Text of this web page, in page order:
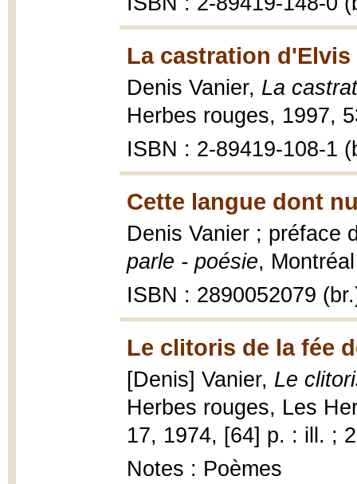
La castration d'Elvis
Denis Vanier, La
Herbes rouges, 1997,
ISBN : 2-89419-108-1
Cette langue dont
Denis Vanier ; préface
parle - poésie,
ISBN : 2890052079
Le clitoris de la fée
[Denis] Vanier, Le
Herbes rouges, Les
17, 1974, [64] p. : ill. ;
Notes : Poèmes